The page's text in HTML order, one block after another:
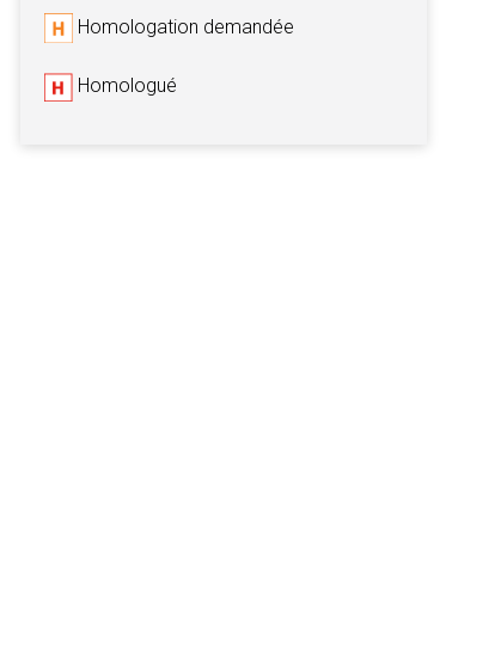
Homologation demandée
Homologué